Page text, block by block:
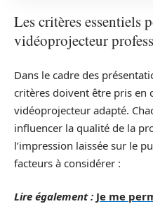
Les critères essentiels
vidéoprojecteur
Dans le cadre des
critères doivent être pris en
vidéoprojecteur adapté.
influencer la qualité de la
l’impression laissée sur le
facteurs à considérer :
Lire également : Je me